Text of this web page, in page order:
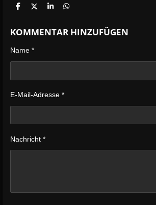
T
l
e
T
l
e
T
l
e
T
l
e
KOMMENTAR HINZUFÜGEN
Name *
E-Mail-Adresse *
Nachricht *